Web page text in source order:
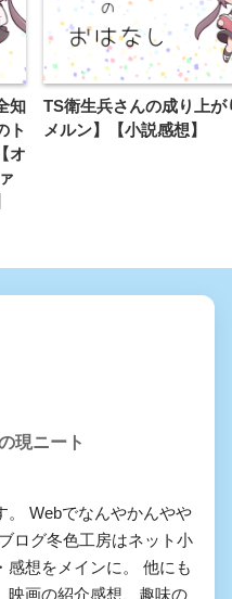
知
ト
オ
TS衛生兵さんの成り上が
メルン】【小説感想】
現ニート
。 Webでなんやかんやや
ログ冬色工房はネット小
感想をメインに。 他にも
映画の紹介感想、趣味の